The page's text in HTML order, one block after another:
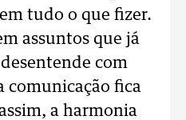
tudo o que fizer.
assuntos que já
com
comunicação fica
a harmonia